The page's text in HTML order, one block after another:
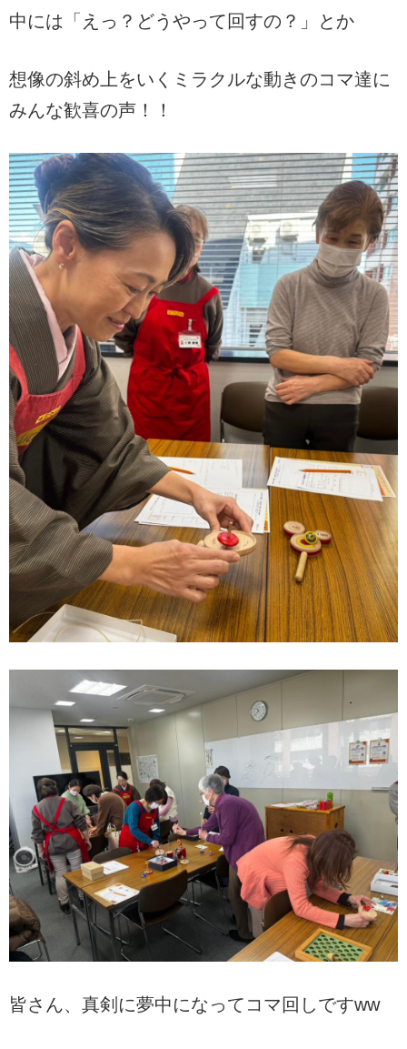
中には「えっ？どうやって回すの？」とか
想像の斜め上をいくミラクルな動きのコマ達に
みんな歓喜の声！！
皆さん、真剣に夢中になってコマ回しですww